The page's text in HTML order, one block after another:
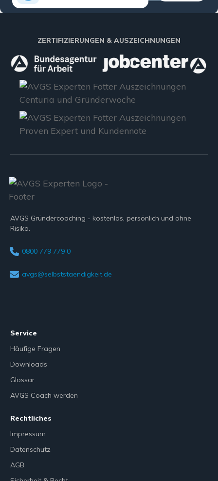
ZERTIFIZIERUNGEN & AUSZEICHNUNGEN
AVGS Gründercoaching - kostenlos, persönlich und ohne
Risiko.
0800 779 779 0
avgs@selbststaendigkeit.de
Service
Häufige Fragen
Downloads
Glossar
AVGS Coach werden
Rechtliches
Impressum
Datenschutz
AGB